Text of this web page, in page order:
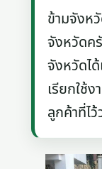
ข้ามจังห
จังหวัดค
จังหวัดไ
เรียกใช้
ลูกค้าที่ไว้